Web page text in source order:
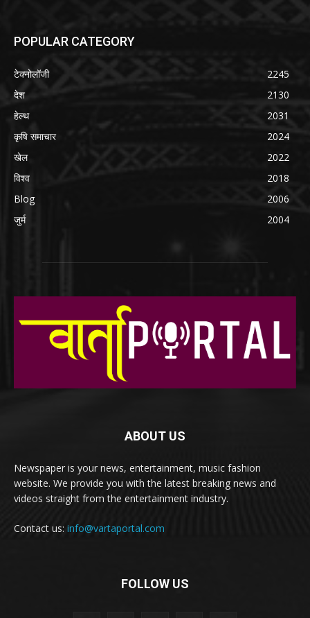
POPULAR CATEGORY
टेक्नोलॉजी
2245
देश
2130
हेल्थ
2031
कृषि समाचार
2024
खेल
2022
विश्व
2018
Blog
2006
जुर्म
2004
ABOUT US
Newspaper is your news, entertainment, music fashion
website. We provide you with the latest breaking news and
videos straight from the entertainment industry.
Contact us: info@vartaportal.com
FOLLOW US